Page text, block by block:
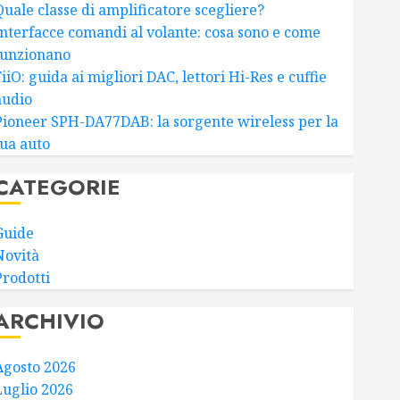
classe di amplificatore scegliere?
comandi al volante: cosa sono e come
guida ai migliori DAC, lettori Hi-Res e cuffie
SPH-DA77DAB: la sorgente wireless per la
auto
2026
2026